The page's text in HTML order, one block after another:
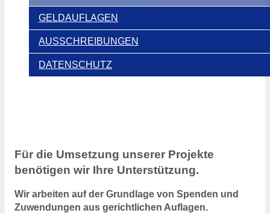
GELDAUFLAGEN
AUSSCHREIBUNGEN
DATENSCHUTZ
Für die Umsetzung unserer Projekte
benötigen wir Ihre Unterstützung.
Wir arbeiten auf der Grundlage von Spenden und
Zuwendungen aus gerichtlichen Auflagen.